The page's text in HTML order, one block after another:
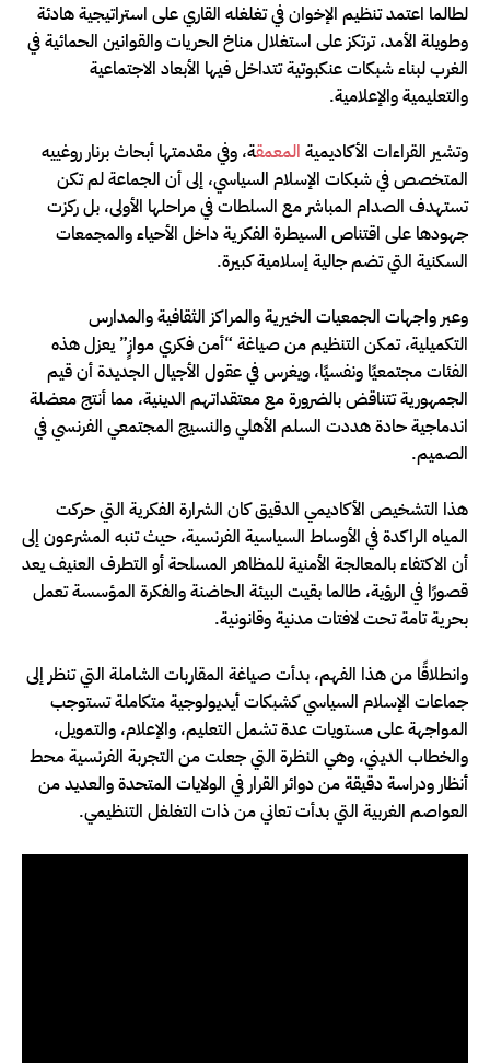
لطالما اعتمد تنظيم الإخوان في تغلغله القاري على استراتيجية هادئة
وطويلة الأمد، ترتكز على استغلال مناخ الحريات والقوانين الحمائية في
الغرب لبناء شبكات عنكبوتية تتداخل فيها الأبعاد الاجتماعية
والتعليمية والإعلامية.
وتشير القراءات الأكاديمية المعمقة، وفي مقدمتها أبحاث برنار روغييه
المتخصص في شبكات الإسلام السياسي، إلى أن الجماعة لم تكن
تستهدف الصدام المباشر مع السلطات في مراحلها الأولى، بل ركزت
جهودها على اقتناص السيطرة الفكرية داخل الأحياء والمجمعات
السكنية التي تضم جالية إسلامية كبيرة.
وعبر واجهات الجمعيات الخيرية والمراكز الثقافية والمدارس
التكميلية، تمكن التنظيم من صياغة “أمن فكري موازٍ” يعزل هذه
الفئات مجتمعيًا ونفسيًا، ويغرس في عقول الأجيال الجديدة أن قيم
الجمهورية تتناقض بالضرورة مع معتقداتهم الدينية، مما أنتج معضلة
اندماجية حادة هددت السلم الأهلي والنسيج المجتمعي الفرنسي في
الصميم.
هذا التشخيص الأكاديمي الدقيق كان الشرارة الفكرية التي حركت
المياه الراكدة في الأوساط السياسية الفرنسية، حيث تنبه المشرعون إلى
أن الاكتفاء بالمعالجة الأمنية للمظاهر المسلحة أو التطرف العنيف يعد
قصورًا في الرؤية، طالما بقيت البيئة الحاضنة والفكرة المؤسسة تعمل
بحرية تامة تحت لافتات مدنية وقانونية.
وانطلاقًا من هذا الفهم، بدأت صياغة المقاربات الشاملة التي تنظر إلى
جماعات الإسلام السياسي كشبكات أيديولوجية متكاملة تستوجب
المواجهة على مستويات عدة تشمل التعليم، والإعلام، والتمويل،
والخطاب الديني، وهي النظرة التي جعلت من التجربة الفرنسية محط
أنظار ودراسة دقيقة من دوائر القرار في الولايات المتحدة والعديد من
العواصم الغربية التي بدأت تعاني من ذات التغلغل التنظيمي.